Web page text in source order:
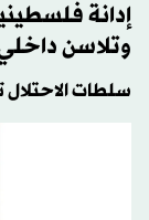
إدانة
وتلاسن
سلطات الاحتلال تحتجز